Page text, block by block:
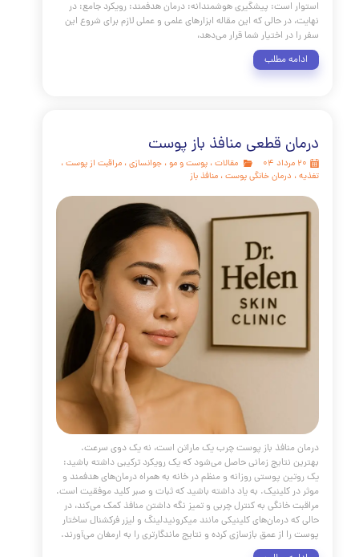
مقالات، پوست و مو ،جوانسازی،
درمان خانگی پوست
دنیای محصولات ضد پیری، سفری برای درک عمیق‌تر بیولوژی
پذیرش یک رویکرد هوشمندانه برای مراقبت از آن است.
که در این راهنمای جامع بررسی کردیم، پیری پوست یک فرآیند
است که توسط ژنتیک، محیط، سبک زندگی و انتخاب‌های